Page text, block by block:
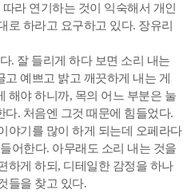
라 연기하는 것이 익숙해서 개인
로 하라고 요구하고 있다. 장유리
. 잘 들리게 하다 보면 소리 내는
예쁘고 밝고 깨끗하게 내는 게
해야 하니까, 목의 어느 부분은 눌
. 처음엔 그것 때문에 힘들었다.
야기를 많이 하게 되는데 오페라다
어한다. 아무래도 소리 내는 것을
하게 하되, 디테일한 감정을 하나
들을 찾고 있다.